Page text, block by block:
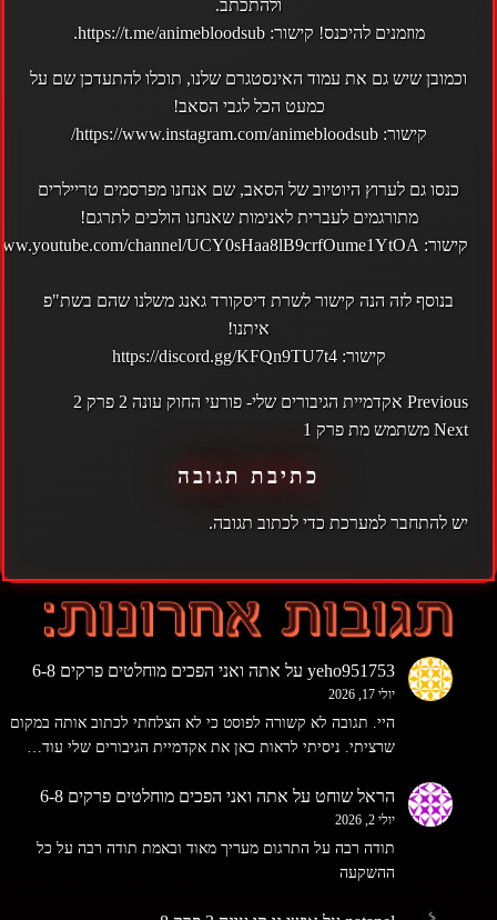
ולהתכתב.
מוזמנים להיכנס! קישור:https://t.me/animebloodsub
.
וכמובן שיש גם את עמוד האינסטגרם שלנו, תוכלו להתעדכן שם על
כמעט הכל לגבי הסאב!
קישור:https://www.instagram.com/animebloodsub/
כנסו גם לערוץ היוטיובשל הסאב, שם אנחנו מפרסמים טריילרים
מתורגמים לעברית לאנימות שאנחנו הולכים לתרגם!
קישור: channel/UCY0sHaa8lB9crfOume1YtOA
בנוסף לזה הנה קישור לשרת דיסקורד גאנג משלנו שהם בשת"פ
איתנו!
קישור:https://discord.gg/KFQn9TU7t4
POST
NAVIGATION
Previous אקדמיית הגיבורים שלי- פורעי החוק עונה 2 פרק 2
Next משתמש מת פרק 1
כתיבת תגובה
יש להתחבר למערכת כדי לכתוב תגובה.
yeho951753 על אתה ואני הפכים מוחלטים פרקים 6-8
יולי 17, 2026
היי. תגובה לא קשורה לפוסט כי לא הצלחתי לכתוב אותה במקום
שרציתי. ניסיתי לראות כאן את אקדמיית הגיבורים שלי עוד…
הראל שוחט על אתה ואני הפכים מוחלטים פרקים 6-8
יולי 2, 2026
תודה רבה על התרגום מעריך מאוד ובאמת תודה רבה על כל
ההשקעה